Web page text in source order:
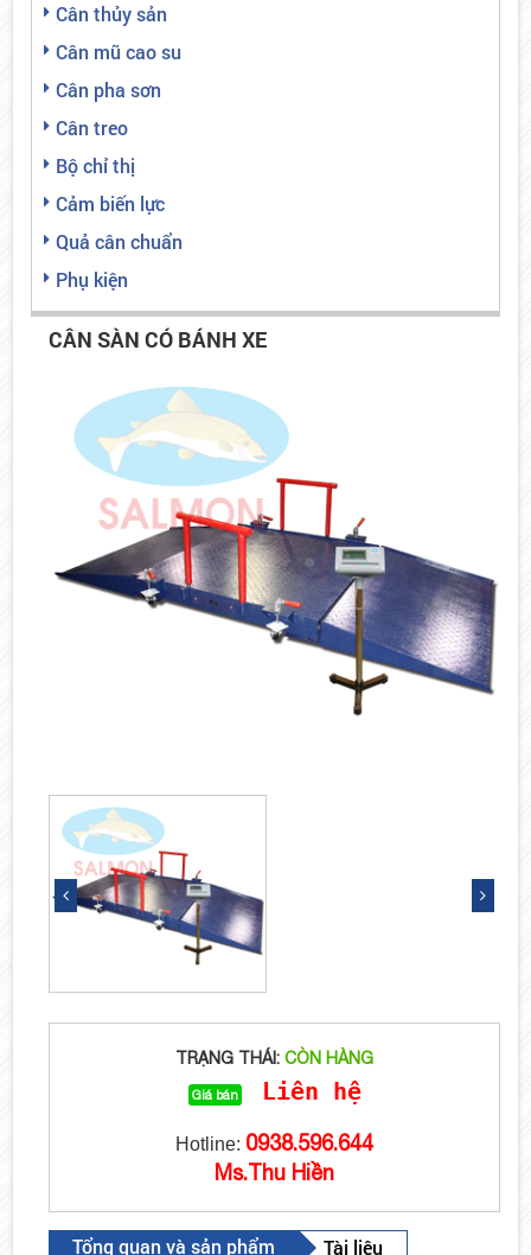
Cân thủy sản
Cân mũ cao su
Cân pha sơn
Cân treo
Bộ chỉ thị
Cảm biến lực
Quả cân chuẩn
Phụ kiện
CÂN SÀN CÓ BÁNH XE
TRẠNG THÁI: CÒN HÀNG
Giá bán Liên hệ
Hotline: 0938.596.644
Ms.Thu Hiền
Tổng quan và sản phẩm Tài liệu